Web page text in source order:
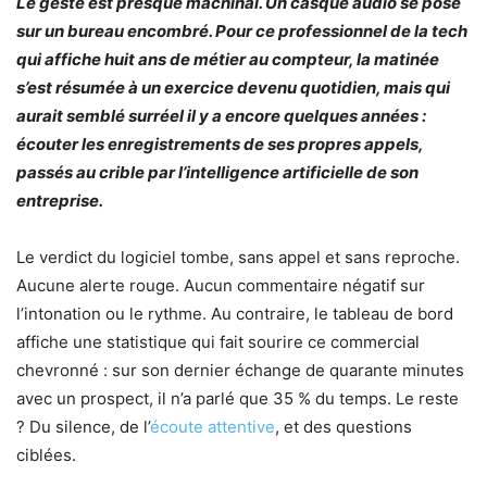
sur un bureau encombré. Pour ce professionnel de la tech
qui affiche huit ans de métier au compteur, la matinée
s’est résumée à un exercice devenu quotidien, mais qui
aurait semblé surréel il y a encore quelques années :
écouter les enregistrements de ses propres appels,
passés au crible par l’intelligence artificielle de son
entreprise.
Le verdict du logiciel tombe, sans appel et sans reproche.
Aucune alerte rouge. Aucun commentaire négatif sur
l’intonation ou le rythme. Au contraire, le tableau de bord
affiche une statistique qui fait sourire ce commercial
chevronné : sur son dernier échange de quarante minutes
avec un prospect, il n’a parlé que 35 % du temps. Le reste
? Du silence, de l’écoute attentive, et des questions
ciblées.